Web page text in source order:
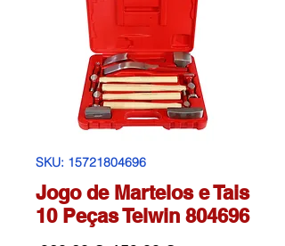
SKU: 15721804696
Jogo de Martelos e Tais
10 Peças Telwin 804696